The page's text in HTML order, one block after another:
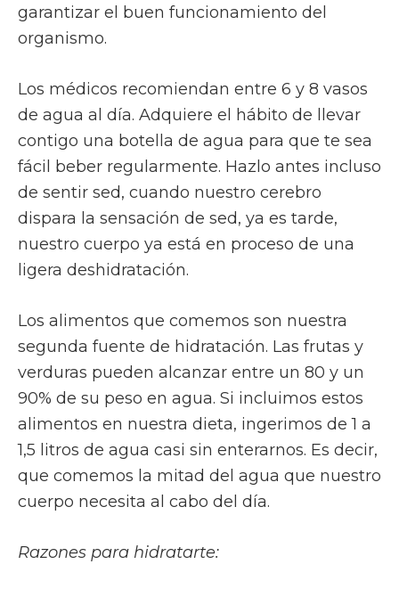
garantizar el buen funcionamiento del
organismo.
Los médicos recomiendan entre 6 y 8 vasos
de agua al día. Adquiere el hábito de llevar
contigo una botella de agua para que te sea
fácil beber regularmente. Hazlo antes incluso
de sentir sed, cuando nuestro cerebro
dispara la sensación de sed, ya es tarde,
nuestro cuerpo ya está en proceso de una
ligera deshidratación.
Los alimentos que comemos son nuestra
segunda fuente de hidratación. Las frutas y
verduras pueden alcanzar entre un 80 y un
90% de su peso en agua. Si incluimos estos
alimentos en nuestra dieta, ingerimos de 1 a
1,5 litros de agua casi sin enterarnos. Es decir,
que comemos la mitad del agua que nuestro
cuerpo necesita al cabo del día.
Razones para hidratarte: